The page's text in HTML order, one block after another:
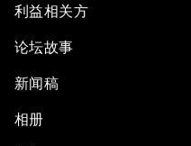
利益相关方
论坛故事
新闻稿
相册